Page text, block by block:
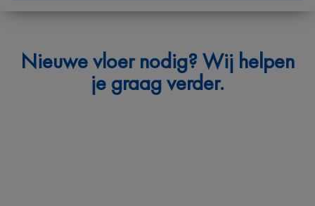
Geef hieronder je vraag in en we bezorgen je spoedig een
Nieuwe vloer nodig? Wij helpen
je graag verder.